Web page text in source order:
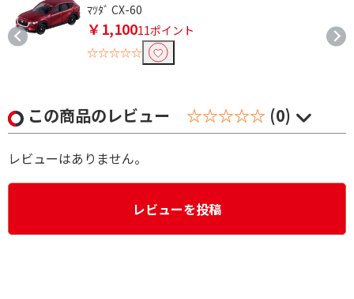
ﾏﾂﾀﾞ CX-60
￥1,10011ポイント
☆☆☆☆☆
この商品のレビュー ☆☆☆☆☆ (0)
レビューはありません。
レビューを投稿